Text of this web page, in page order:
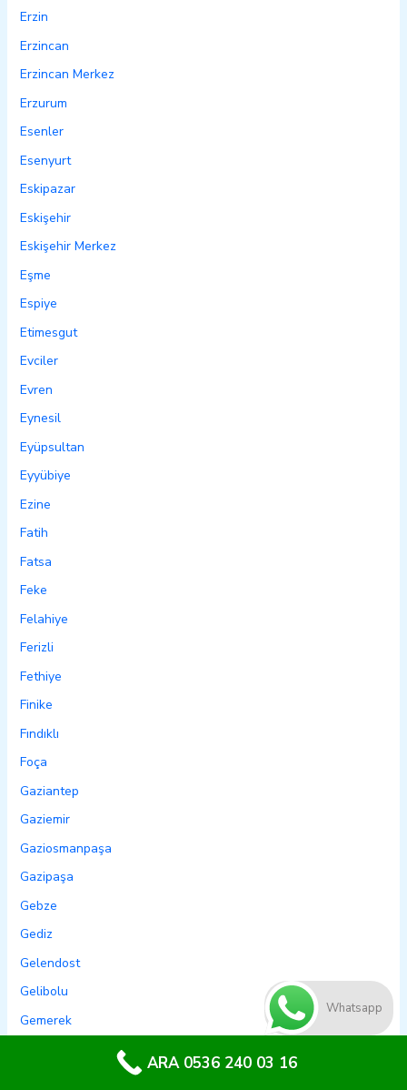
Erzin
Erzincan
Erzincan Merkez
Erzurum
Esenler
Esenyurt
Eskipazar
Eskişehir
Eskişehir Merkez
Eşme
Espiye
Etimesgut
Evciler
Evren
Eynesil
Eyüpsultan
Eyyübiye
Ezine
Fatih
Fatsa
Feke
Felahiye
Ferizli
Fethiye
Finike
Fındıklı
Foça
Gaziantep
Gaziemir
Gaziosmanpaşa
Gazipaşa
Gebze
Gediz
Gelendost
Gelibolu
Gemerek
Whatsapp
ARA 0536 240 03 16